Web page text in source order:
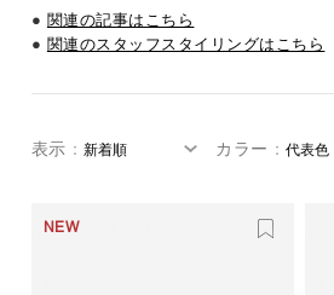
● 関連の記事はこちら
● 関連のスタッフスタイリングはこちら
表示 ： カラー ：
NEW